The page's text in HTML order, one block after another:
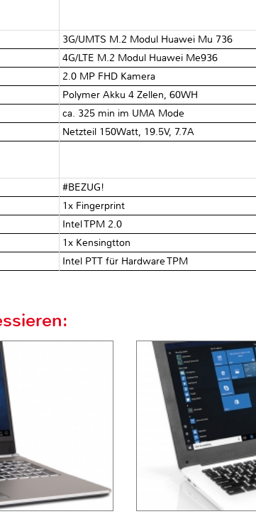
3G/UMTS M.2 Modul Huawei Mu 736
4G/LTE M.2 Modul Huawei Me936
2.0 MP FHD Kamera
Polymer Akku 4 Zellen, 60WH
ca. 325 min im UMA Mode
Netzteil 150Watt, 19.5V, 7.7A
#BEZUG!
1x Fingerprint
Intel TPM 2.0
1x Kensingtton
Intel PTT für Hardware TPM